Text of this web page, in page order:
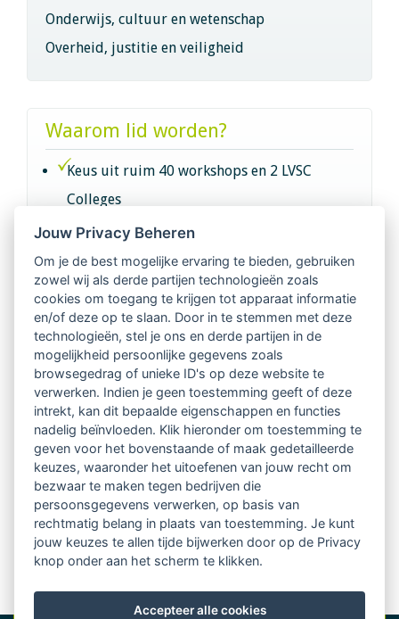
Onderwijs, cultuur en wetenschap
Overheid, justitie en veiligheid
Waarom lid worden?
Keus uit ruim 40 workshops en 2 LVSC
Colleges
Intervisie met geregistreerde vakgenoten
Netwerk van 2100 professionals in 14
regio's
Vindbaar voor opdrachtgevers
Tijdschrift voor
Begeleidingskunde & kennisbank
Beroepsregistratie (LVSC keurmerk)
Lid worden van LVSC
Jouw Privacy Beheren
Om je de best mogelijke ervaring te bieden, gebruiken
zowel wij als derde partijen technologieën zoals
cookies om toegang te krijgen tot apparaat informatie
en/of deze op te slaan. Door in te stemmen met deze
technologieën, stel je ons en derde partijen in de
mogelijkheid persoonlijke gegevens zoals
browsegedrag of unieke ID's op deze website te
verwerken. Indien je geen toestemming geeft of deze
intrekt, kan dit bepaalde eigenschappen en functies
nadelig beïnvloeden. Klik hieronder om toestemming te
geven voor het bovenstaande of maak gedetailleerde
keuzes, waaronder het uitoefenen van jouw recht om
bezwaar te maken tegen bedrijven die
persoonsgegevens verwerken, op basis van
rechtmatig belang in plaats van toestemming. Je kunt
jouw keuzes te allen tijde bijwerken door op de Privacy
knop onder aan het scherm te klikken.
Accepteer alle cookies